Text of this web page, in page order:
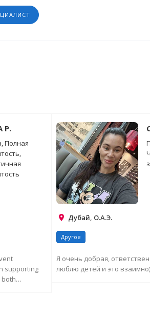
P.
Полная
supporting
both
Дубай, О.А.Э.
Другое
Я очень добрая,
люблю детей и это